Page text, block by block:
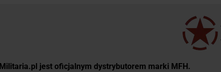
Militaria.pl jest oficjalnym dystrybutorem marki MFH.